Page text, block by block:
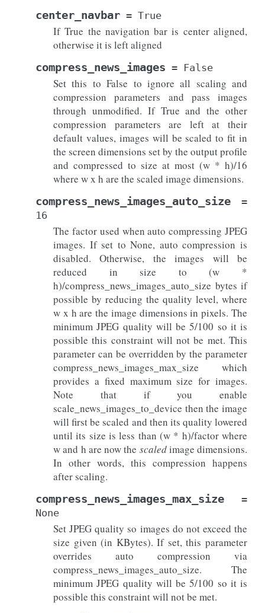
center_navbar = True
If True the navigation bar is center aligned,
otherwise it is left aligned
compress_news_images = False
Set this to False to ignore all scaling and
compression parameters and pass images
through unmodified. If True and the other
compression parameters are left at their
default values, images will be scaled to fit in
the screen dimensions set by the output profile
and compressed to size at most (w * h)/16
where w x h are the scaled image dimensions.
compress_news_images_auto_size
=
16
The factor used when auto compressing JPEG
images. If set to None, auto compression is
disabled. Otherwise, the images will be
reduced in size to (w *
h)/compress_news_images_auto_size bytes if
possible by reducing the quality level, where
w x h are the image dimensions in pixels. The
minimum JPEG quality will be 5/100 so it is
possible this constraint will not be met. This
parameter can be overridden by the parameter
compress_news_images_max_size which
provides a fixed maximum size for images.
Note that if you enable
scale_news_images_to_device then the image
will first be scaled and then its quality lowered
until its size is less than (w * h)/factor where
w and h are now the scaledimage dimensions.
In other words, this compression happens
after scaling.
compress_news_images_max_size
=
None
Set JPEG quality so images do not exceed the
size given (in KBytes). If set, this parameter
overrides auto compression via
compress_news_images_auto_size. The
minimum JPEG quality will be 5/100 so it is
possible this constraint will not be met.